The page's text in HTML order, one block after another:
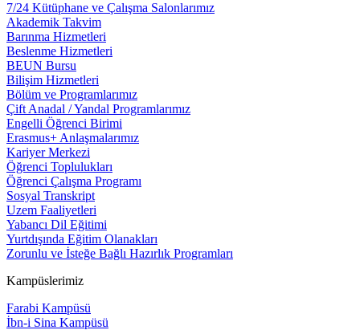
7/24 Kütüphane ve Çalışma Salonlarımız
Akademik Takvim
Barınma Hizmetleri
Beslenme Hizmetleri
BEUN Bursu
Bilişim Hizmetleri
Bölüm ve Programlarımız
Çift Anadal / Yandal Programlarımız
Engelli Öğrenci Birimi
Erasmus+ Anlaşmalarımız
Kariyer Merkezi
Öğrenci Toplulukları
Öğrenci Çalışma Programı
Sosyal Transkript
Uzem Faaliyetleri
Yabancı Dil Eğitimi
Yurtdışında Eğitim Olanakları
Zorunlu ve İsteğe Bağlı Hazırlık Programları
Kampüslerimiz
Farabi Kampüsü
İbn-i Sina Kampüsü